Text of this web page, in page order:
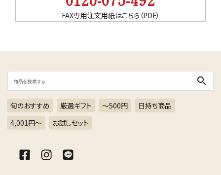
FAX専用注文用紙はこちら（PDF）
search
旬のおすすめ 厳選ギフト ～500円
日持ち商品
4,001円〜
お試しセット